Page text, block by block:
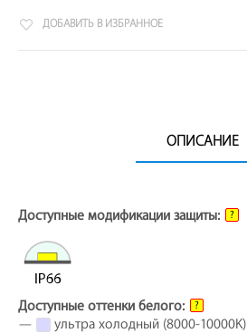
ДОБАВИТЬ В ИЗБРАННОЕ
ОПИСАНИЕ
Доступные модификации защиты: ?
Доступные оттенки белого: ?
—
ультра холодный (8000-10000K)